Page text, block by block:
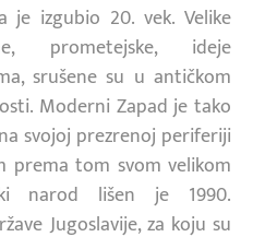
je izgubio 20. vek. Velike
prometejske, ideje
srušene su u antičkom
Moderni Zapad je tako
svojoj prezrenoj periferiji
prema tom svom velikom
narod lišen je 1990.
Jugoslavije, za koju su